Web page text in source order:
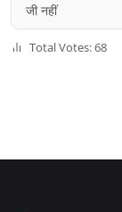
जी नहीं
Total Votes: 68